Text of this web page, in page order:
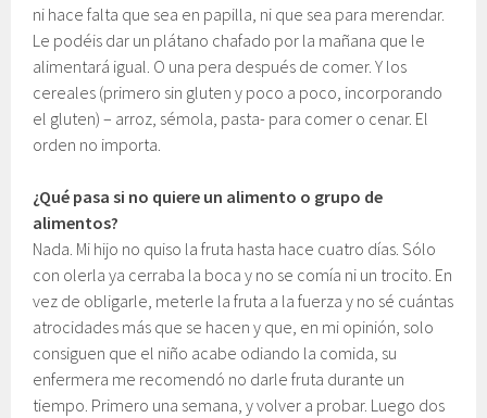
ni hace falta que sea en papilla, ni que sea para merendar.
Le podéis dar un plátano chafado por la mañana que le
alimentará igual. O una pera después de comer. Y los
cereales (primero sin gluten y poco a poco, incorporando
el gluten) – arroz, sémola, pasta- para comer o cenar. El
orden no importa.
¿Qué pasa si no quiere un alimento o grupo de
alimentos?
Nada. Mi hijo no quiso la fruta hasta hace cuatro días. Sólo
con olerla ya cerraba la boca y no se comía ni un trocito. En
vez de obligarle, meterle la fruta a la fuerza y no sé cuántas
atrocidades más que se hacen y que, en mi opinión, solo
consiguen que el niño acabe odiando la comida, su
enfermera me recomendó no darle fruta durante un
tiempo. Primero una semana, y volver a probar. Luego dos